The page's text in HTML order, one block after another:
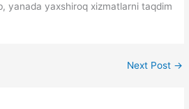
yanada yaxshiroq xizmatlarni taqdim
Next Post →